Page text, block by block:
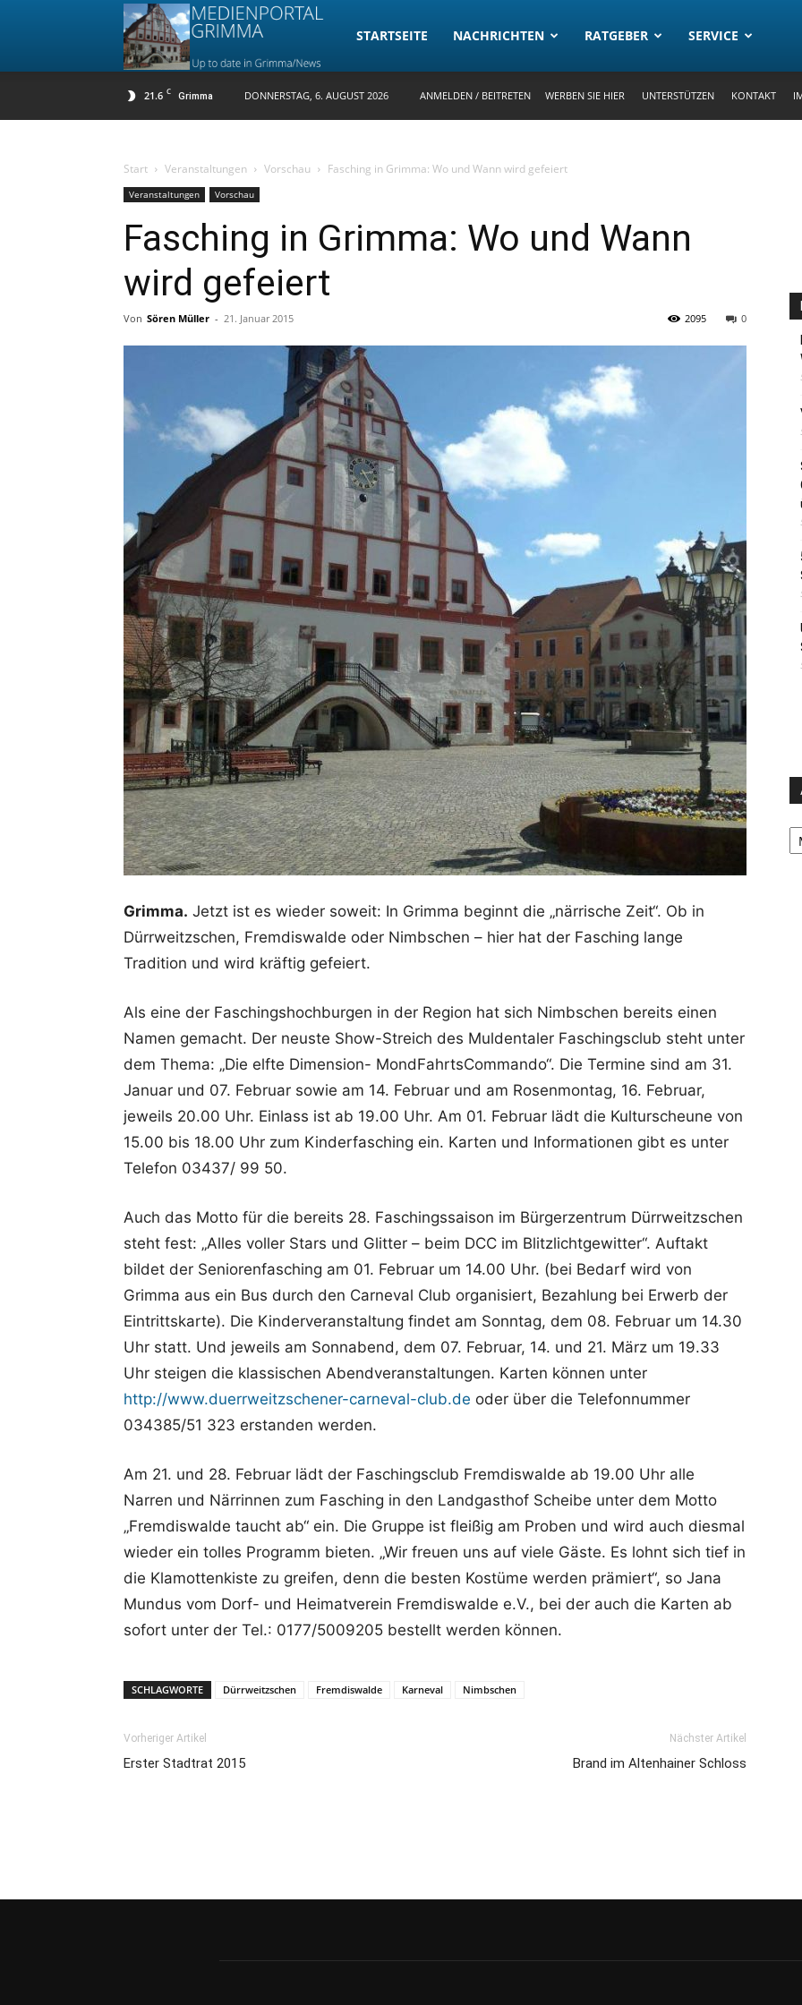
Medienportal
STARTSEITE NACHRICHTEN RATGEBER SERVICE
21.6 C Grimma DONNERSTAG, 6. AUGUST 2026 ANMELDEN / BEITRETEN WERBEN SIE HIER UNTERSTÜTZEN KONTAKT
Start Veranstaltungen Vorschau Fasching in Grimma: Wo und Wann wird gefeiert
Veranstaltungen Vorschau
Fasching in Grimma: Wo und Wann
wird gefeiert
Von Sören Müller - 21. Januar 2015 0
2095
Grimma. Jetzt ist es wieder soweit: In Grimma beginnt die „närrische Zeit“. Ob in
Dürrweitzschen, Fremdiswalde oder Nimbschen – hier hat der Fasching lange
Tradition und wird kräftig gefeiert.
Als eine der Faschingshochburgen in der Region hat sich Nimbschen bereits einen
Namen gemacht. Der neuste Show-Streich des Muldentaler Faschingsclub steht unter
dem Thema: „Die elfte Dimension- MondFahrtsCommando“. Die Termine sind am 31.
Januar und 07. Februar sowie am 14. Februar und am Rosenmontag, 16. Februar,
jeweils 20.00 Uhr. Einlass ist ab 19.00 Uhr. Am 01. Februar lädt die Kulturscheune von
15.00 bis 18.00 Uhr zum Kinderfasching ein. Karten und Informationen gibt es unter
Telefon 03437/ 99 50.
Auch das Motto für die bereits 28. Faschingssaison im Bürgerzentrum Dürrweitzschen
steht fest: „Alles voller Stars und Glitter – beim DCC im Blitzlichtgewitter“. Auftakt
bildet der Seniorenfasching am 01. Februar um 14.00 Uhr. (bei Bedarf wird von
Grimma aus ein Bus durch den Carneval Club organisiert, Bezahlung bei Erwerb der
Eintrittskarte). Die Kinderveranstaltung findet am Sonntag, dem 08. Februar um 14.30
Uhr statt. Und jeweils am Sonnabend, dem 07. Februar, 14. und 21. März um 19.33
Uhr steigen die klassischen Abendveranstaltungen. Karten können unter
http://www.duerrweitzschener-carneval-club.de oder über die Telefonnummer
034385/51 323 erstanden werden.
Am 21. und 28. Februar lädt der Faschingsclub Fremdiswalde ab 19.00 Uhr alle
Narren und Närrinnen zum Fasching in den Landgasthof Scheibe unter dem Motto
„Fremdiswalde taucht ab“ ein. Die Gruppe ist fleißig am Proben und wird auch diesmal
wieder ein tolles Programm bieten. „Wir freuen uns auf viele Gäste. Es lohnt sich tief in
die Klamottenkiste zu greifen, denn die besten Kostüme werden prämiert“, so Jana
Mundus vom Dorf- und Heimatverein Fremdiswalde e.V., bei der auch die Karten ab
sofort unter der Tel.: 0177/5009205 bestellt werden können.
SCHLAGWORTE Dürrweitzschen Fremdiswalde Karneval Nimbschen
Vorheriger Artikel
Erster Stadtrat 2015
Nächster Artikel
Brand im Altenhainer Schloss